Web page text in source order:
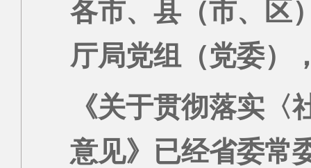
各市、县（市、区
厅局党组（党委）
《关于贯彻落实
意见》已经省委常